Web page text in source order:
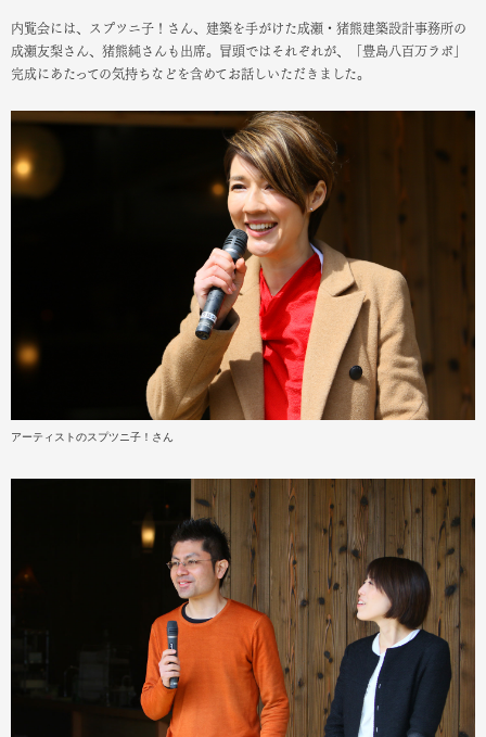
内覧会には、スプツニ子！さん、建築を手がけた成瀬・猪熊建築設計事務所の
成瀬友梨さん、猪熊純さんも出席。冒頭ではそれぞれが、「豊島八百万ラボ」
完成にあたっての気持ちなどを含めてお話しいただきました。
アーティストのスプツニ子！さん